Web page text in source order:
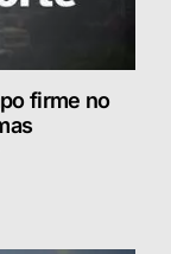
firme no